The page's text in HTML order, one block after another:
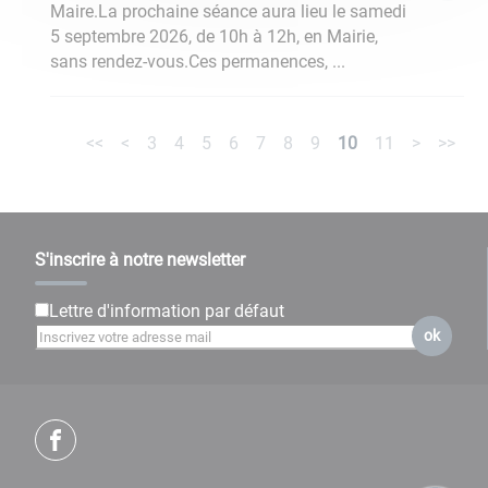
Maire.La prochaine séance aura lieu le samedi
5 septembre 2026, de 10h à 12h, en Mairie,
sans rendez-vous.Ces permanences, ...
<< < 3 4 5 6 7 8 9 10 11 > >>
S'inscrire à notre newsletter
Lettre d'information par défaut
ok